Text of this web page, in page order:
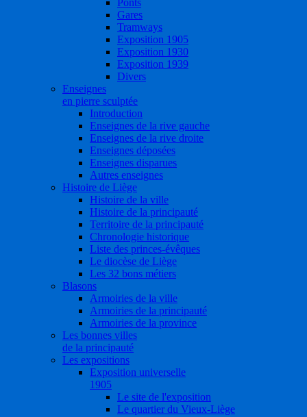
Ponts
Gares
Tramways
Exposition 1905
Exposition 1930
Exposition 1939
Divers
Enseignes
en pierre sculptée
Introduction
Enseignes de la rive gauche
Enseignes de la rive droite
Enseignes déposées
Enseignes disparues
Autres enseignes
Histoire de Liège
Histoire de la ville
Histoire de la principauté
Territoire de la principauté
Chronologie historique
Liste des princes-évêques
Le diocèse de Liège
Les 32 bons métiers
Blasons
Armoiries de la ville
Armoiries de la principauté
Armoiries de la province
Les bonnes villes
de la principauté
Les expositions
Exposition universelle
1905
Le site de l'exposition
Le quartier du Vieux-Liège